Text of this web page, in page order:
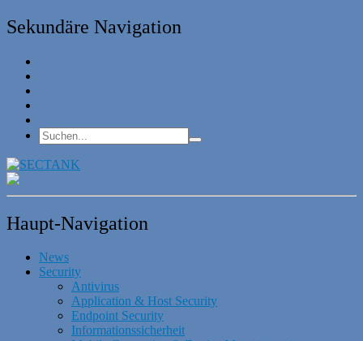
Sekundäre Navigation
Haupt-Navigation
News
Security
Antivirus
Application & Host Security
Endpoint Security
Informationssicherheit